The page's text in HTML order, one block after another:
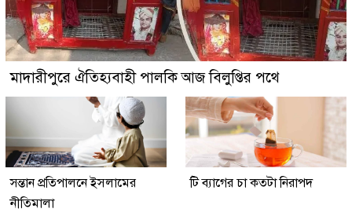
মাদারীপুরে ঐতিহ্যবাহী পালকি আজ বিলুপ্তির পথে
সন্তান প্রতিপালনে ইসলামের
নীতিমালা
টি ব্যাগের চা কতটা নিরাপদ